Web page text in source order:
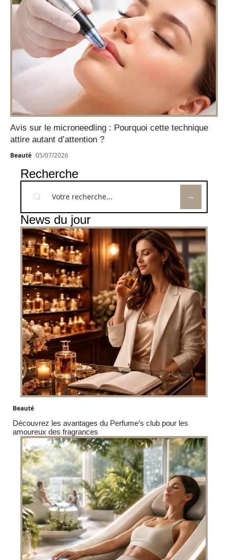
Avis sur le microneedling : Pourquoi cette technique
attire autant d’attention ?
Beauté 05/07/2026
Recherche
News du jour
Beauté
Découvrez les avantages du Perfume’s club pour les
amoureux des fragrances